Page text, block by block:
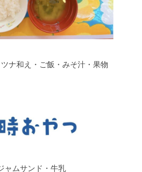
ツナ和え・ご飯・みそ汁・果物
ャムサンド・牛乳